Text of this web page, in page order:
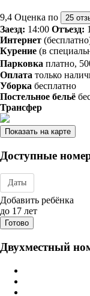
9,4 Оценка по 25
Заезд: 14:00 Отъезд:
Интернет
Курение (в
Парковка платно,
Оплата только
Уборка бесплатно
Постельное бельё
Трансфер
Показать на карте
Доступные
Даты
Дата заезда - отъезда
Добавить ребёнка
до 17 лет
Готово
Двухместный